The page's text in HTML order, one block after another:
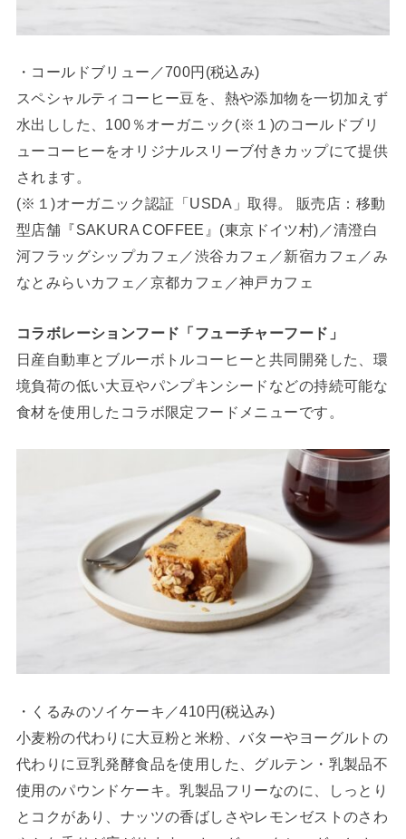
・コールドブリュー／700円(税込み)
スペシャルティコーヒー豆を、熱や添加物を一切加えず
水出しした、100％オーガニック(※１)のコールドブリ
ューコーヒーをオリジナルスリーブ付きカップにて提供
されます。
(※１)オーガニック認証「USDA」取得。 販売店：移動
型店舗『SAKURA COFFEE』(東京ドイツ村)／清澄白
河フラッグシップカフェ／渋谷カフェ／新宿カフェ／み
なとみらいカフェ／京都カフェ／神戸カフェ
コラボレーションフード「フューチャーフード」
日産自動車とブルーボトルコーヒーと共同開発した、環
境負荷の低い大豆やパンプキンシードなどの持続可能な
食材を使用したコラボ限定フードメニューです。
・くるみのソイケーキ／410円(税込み)
小麦粉の代わりに大豆粉と米粉、バターやヨーグルトの
代わりに豆乳発酵食品を使用した、グルテン・乳製品不
使用のパウンドケーキ。乳製品フリーなのに、しっとり
とコクがあり、ナッツの香ばしさやレモンゼストのさわ